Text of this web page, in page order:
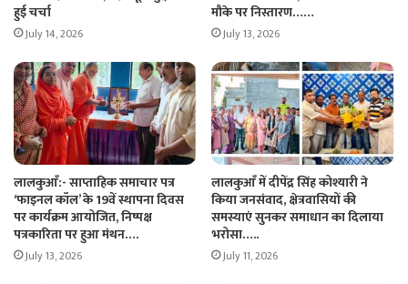
हुई चर्चा
July 14, 2026
मौके पर निस्तारण……
July 13, 2026
लालकुआँ:- साप्ताहिक समाचार पत्र
‘फाइनल कॉल’ के 19वें स्थापना दिवस
पर कार्यक्रम आयोजित, निष्पक्ष
पत्रकारिता पर हुआ मंथन….
July 13, 2026
लालकुआँ में दीपेंद्र सिंह कोश्यारी ने
किया जनसंवाद, क्षेत्रवासियों की
समस्याएं सुनकर समाधान का दिलाया
भरोसा…..
July 11, 2026